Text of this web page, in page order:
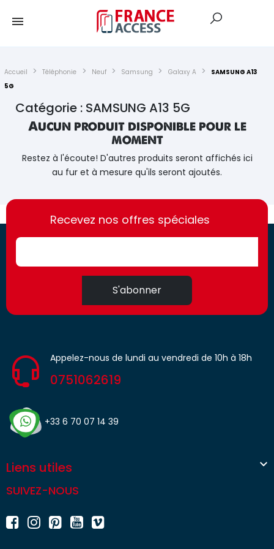
Accueil Téléphonie Neuf Samsung Galaxy A
SAMSUNG A13
5G
Catégorie : SAMSUNG A13 5G
Aucun produit disponible pour le
moment
Restez à l'écoute! D'autres produits seront affichés ici
au fur et à mesure qu'ils seront ajoutés.
https://france-
access.fr
https://france-
access.fr
Recevez nos offres spéciales
S'abonner
Appelez-nous de lundi au vendredi de 10h à 18h
0751062619
+33 6 70 07 14 39
Liens utiles 
SUIVEZ-NOUS